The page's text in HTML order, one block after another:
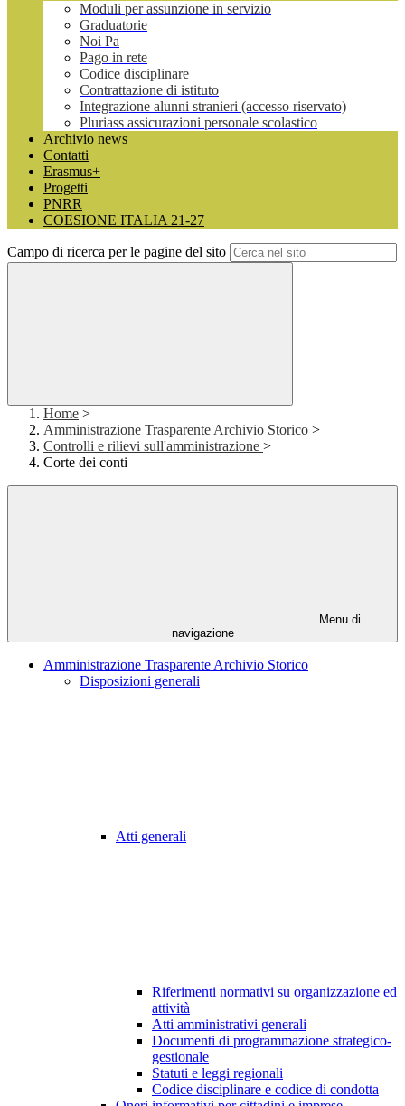
Moduli per assunzione in servizio
Graduatorie
Noi Pa
Pago in rete
Codice disciplinare
Contrattazione di istituto
Integrazione alunni stranieri (accesso riservato)
Pluriass assicurazioni personale scolastico
Archivio news
Contatti
Erasmus+
Progetti
PNRR
COESIONE ITALIA 21-27
Campo di ricerca per le pagine del sito
Home >
Amministrazione Trasparente Archivio Storico >
Controlli e rilievi sull'amministrazione >
Corte dei conti
Menu di
navigazione
Amministrazione Trasparente Archivio Storico
Disposizioni generali
Atti generali
Riferimenti normativi su organizzazione ed
attività
Atti amministrativi generali
Documenti di programmazione strategico-
gestionale
Statuti e leggi regionali
Codice disciplinare e codice di condotta